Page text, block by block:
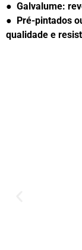
● Galvalume:
● Pré-pintados
qualidade e